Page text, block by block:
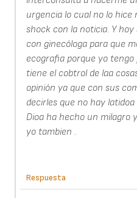
urgencia lo cual no lo hice
shock con la noticia. Y
con ginecóloga para que
ecografia porque yo
tiene el cobtrol de laa
opinión ya que con sus
decirles que no hay
Dioa ha hecho un milagro
yo tambien .
Respuesta